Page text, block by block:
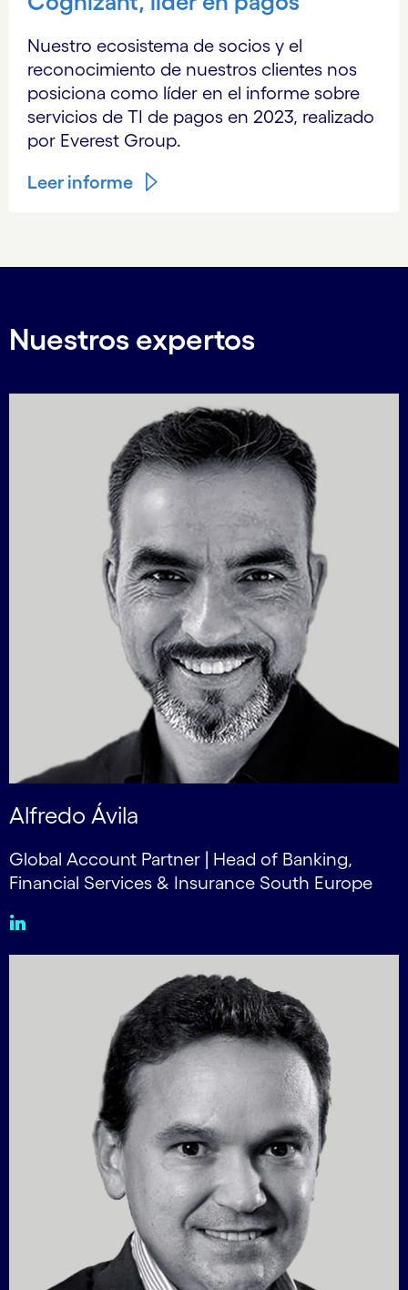
Nuestro ecosistema de socios y el
reconocimiento de nuestros clientes nos
posiciona como líder en el informe sobre
servicios de TI de pagos en 2023, realizado
por Everest Group.
Leer informe
Nuestros expertos
Alfredo Ávila
Global Account Partner | Head of Banking,
Financial Services & Insurance South Europe